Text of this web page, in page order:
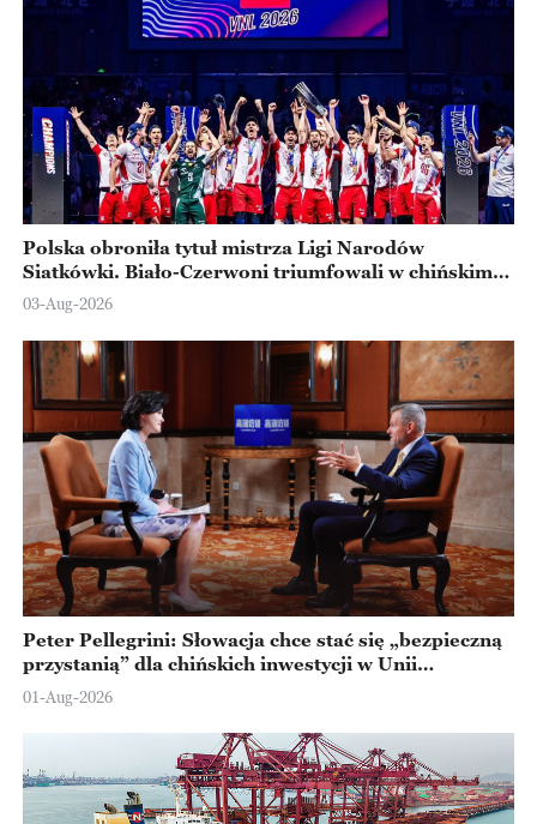
Polska obroniła tytuł mistrza Ligi Narodów
Siatkówki. Biało-Czerwoni triumfowali w chińskim
Ningbo
03-Aug-2026
Peter Pellegrini: Słowacja chce stać się „bezpieczną
przystanią” dla chińskich inwestycji w Unii
Europejskiej
01-Aug-2026